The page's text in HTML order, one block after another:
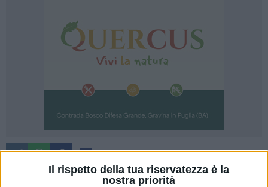
Il rispetto della tua riservatezza è la
nostra priorità
1
In alcune scuole di Matera, è partita la distribuzione di acqua